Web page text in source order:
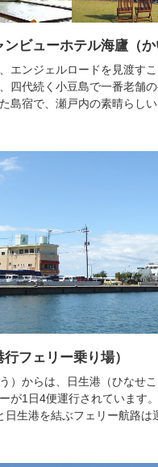
ビューホテル海廬（か
エンジェルロードを見渡す
四代続く小豆島で一番老舗
島宿で、瀬戸内の素晴らしい
フェリー乗り場）
）からは、日生港（ひなせ
が1日4便運行されています
日生港を結ぶフェリー航路は